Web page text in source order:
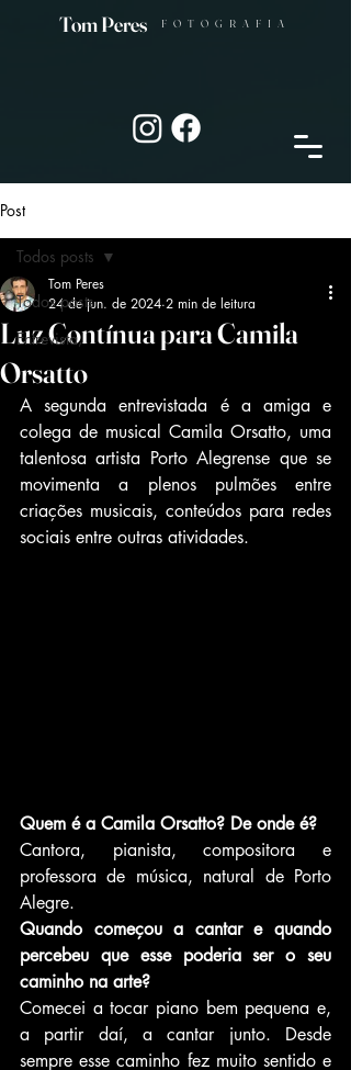
Tom Peres FOTOGRAFIA
Post
Todos posts
Entrevista,
Todos posts
Luz Contínua para Camila
Orsatto
Tom Peres
24 de jun. de 2024 2 min de leitura
A segunda entrevistada é a amiga e
colega de musical Camila Orsatto, uma
talentosa artista Porto Alegrense que se
movimenta a plenos pulmões entre
criações musicais, conteúdos para redes
sociais entre outras atividades.
Quem é a Camila Orsatto? De onde é?
Cantora, pianista, compositora e
professora de música, natural de Porto
Alegre.
Quando começou a cantar e quando
percebeu que esse poderia ser o seu
caminho na arte?
Comecei a tocar piano bem pequena e,
a partir daí, a cantar junto. Desde
sempre esse caminho fez muito sentido e